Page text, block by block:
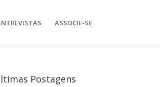
ASSOCIE-SE
Postagens